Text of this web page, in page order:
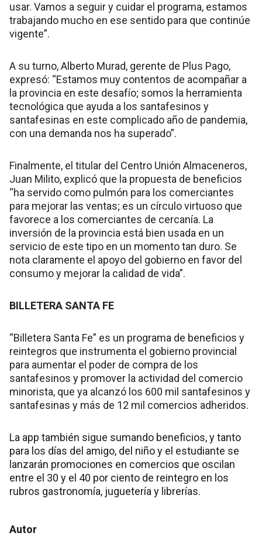
usar. Vamos a seguir y cuidar el programa, estamos
trabajando mucho en ese sentido para que continúe
vigente”.
A su turno, Alberto Murad, gerente de Plus Pago,
expresó: “Estamos muy contentos de acompañar a
la provincia en este desafío; somos la herramienta
tecnológica que ayuda a los santafesinos y
santafesinas en este complicado año de pandemia,
con una demanda nos ha superado”.
Finalmente, el titular del Centro Unión Almaceneros,
Juan Milito, explicó que la propuesta de beneficios
“ha servido como pulmón para los comerciantes
para mejorar las ventas; es un círculo virtuoso que
favorece a los comerciantes de cercanía. La
inversión de la provincia está bien usada en un
servicio de este tipo en un momento tan duro. Se
nota claramente el apoyo del gobierno en favor del
consumo y mejorar la calidad de vida”.
BILLETERA SANTA FE
“Billetera Santa Fe” es un programa de beneficios y
reintegros que instrumenta el gobierno provincial
para aumentar el poder de compra de los
santafesinos y promover la actividad del comercio
minorista, que ya alcanzó los 600 mil santafesinos y
santafesinas y más de 12 mil comercios adheridos.
La app también sigue sumando beneficios, y tanto
para los días del amigo, del niño y el estudiante se
lanzarán promociones en comercios que oscilan
entre el 30 y el 40 por ciento de reintegro en los
rubros gastronomía, juguetería y librerías.
Autor